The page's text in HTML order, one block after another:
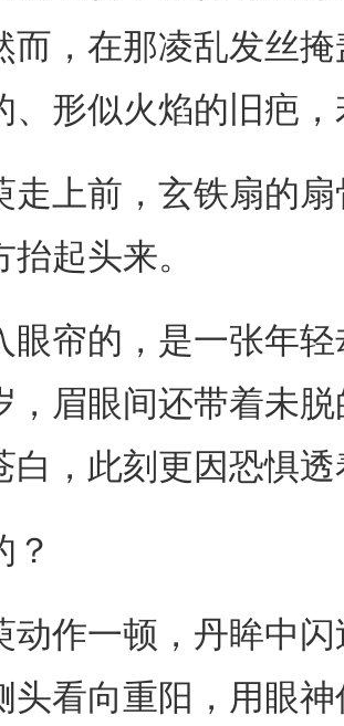
而，在那凌乱发丝
、形似火焰的旧疤
前，玄铁扇的扇
起头来。
的，是一张年轻
，眉眼间还带着未
白，此刻更因恐惧
一顿，丹眸中闪
头看向重阳，用眼